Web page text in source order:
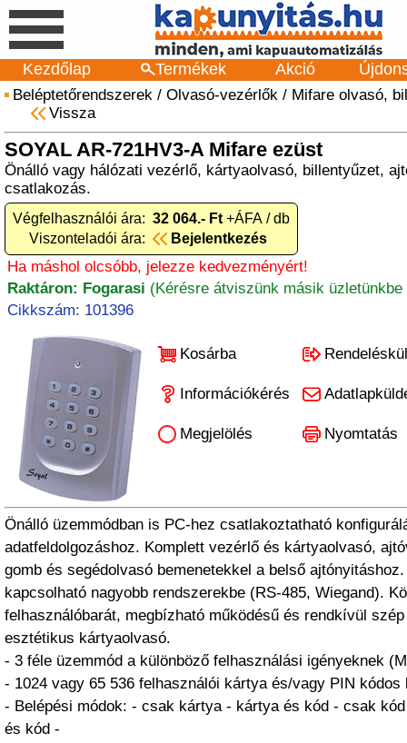
Kezdőlap Termékek Akció
Beléptetőrendszerek / Olvasó-vezérlők / Mifare olvasó,
Vissza
SOYAL AR-721HV3-A Mifare ezüst
Önálló vagy hálózati vezérlő, kártyaolvasó, billentyűzet,
csatlakozás.
Végfelhasználói ára: 32 064.- Ft +ÁFA / db
Viszonteladói ára:
Bejelentkezés
Ha máshol olcsóbb, jelezze kedvezményért!
Raktáron: Fogarasi (Kérésre átviszünk másik üzletünkbe
Cikkszám: 101396
Kosárba
Információkérés
Megjelölés Nyomtatás
Önálló üzemmódban is PC-hez csatlakoztatható
adatfeldolgozáshoz. Komplett vezérlő és kártyaolvasó,
gomb és segédolvasó bemenetekkel a belső
kapcsolható nagyobb rendszerekbe (RS-485, Wiegand).
felhasználóbarát, megbízható működésű és rendkívül
esztétikus kártyaolvasó.
- 3 féle üzemmód a különböző felhasználási igényeknek
- 1024 vagy 65 536 felhasználói kártya és/vagy PIN kódos
- Belépési módok: - csak kártya - kártya és kód - csak
és kód -